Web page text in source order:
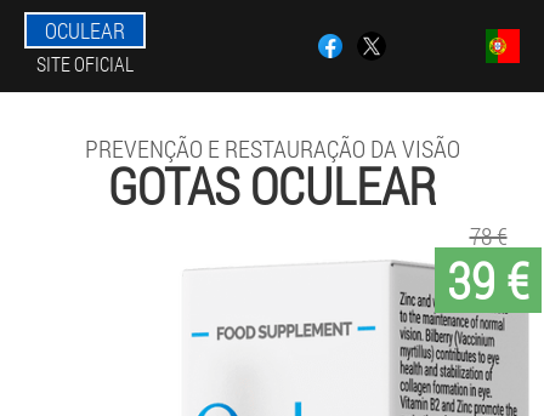
OCULEAR
SITE OFICIAL
PREVENÇÃO E RESTAURAÇÃO DA VISÃO
GOTAS OCULEAR
39 €
78 €